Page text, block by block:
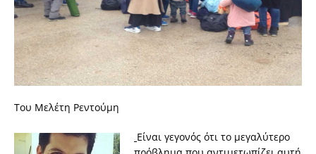
Toυ Μελέτη Ρεντούμη
Είναι γεγονός ότι το μεγαλύτερο